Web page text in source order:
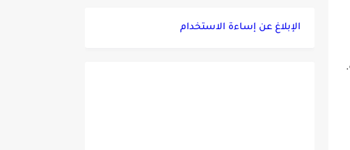
الإبلاغ عن إساءة الاستخدام